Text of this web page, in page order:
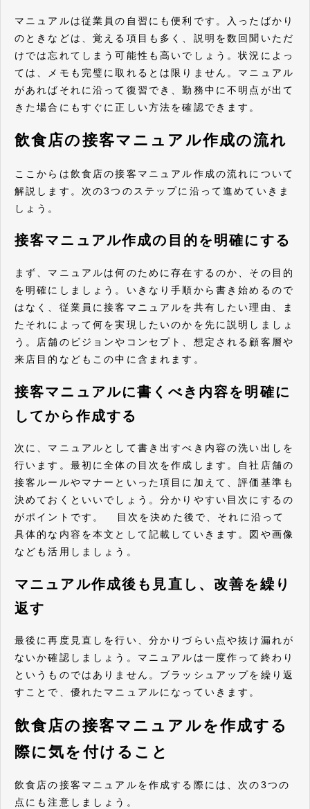
マニュアルは従業員の自習にも便利です。入ったばかり
のときなどは、覚える項目も多く、説明を数回聞いただ
けでは忘れてしまう可能性も高いでしょう。状況によっ
ては、メモも完璧に取れるとは限りません。マニュアル
があればそれに沿って復習でき、勤務中に不明点が出て
きた場合にもすぐに正しい方法を確認できます。
飲食店の接客マニュアル作成の流れ
ここからは飲食店の接客マニュアル作成の流れについて
解説します。次の3つのステップに沿って進めていきま
しょう。
接客マニュアル作成の目的を明確にする
まず、マニュアルは何のために存在するのか、その目的
を明確にしましょう。いきなり手順から書き始めるので
はなく、従業員に接客マニュアルを共有したい理由、ま
たそれによって何を実現したいのかを先に説明しましょ
う。店舗のビジョンやコンセプト、想定される顧客層や
来店目的などもこの中に含まれます。
接客マニュアルに書くべき内容を明確に
してから作成する
次に、マニュアルとして書き出すべき内容の洗い出しを
行います。最初に全体の目次を作成します。自社店舗の
接客ルールやマナーといった項目に加えて、評価基準も
決めておくといいでしょう。分かりやすい目次にするの
がポイントです。 目次を決めた後で、それに沿って
具体的な内容を本文として記載していきます。図や画像
なども活用しましょう。
マニュアル作成後も見直し、改善を繰り
返す
最後に再度見直しを行い、分かりづらい点や抜け漏れが
ないか確認しましょう。マニュアルは一度作って終わり
というものではありません。ブラッシュアップを繰り返
すことで、優れたマニュアルになっていきます。
飲食店の接客マニュアルを作成する
際に気を付けること
飲食店の接客マニュアルを作成する際には、次の3つの
点にも注意しましょう。